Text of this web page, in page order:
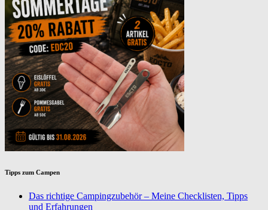
Tipps zum Campen
Das richtige Campingzubehör – Meine Checklisten, Tipps
und Erfahrungen